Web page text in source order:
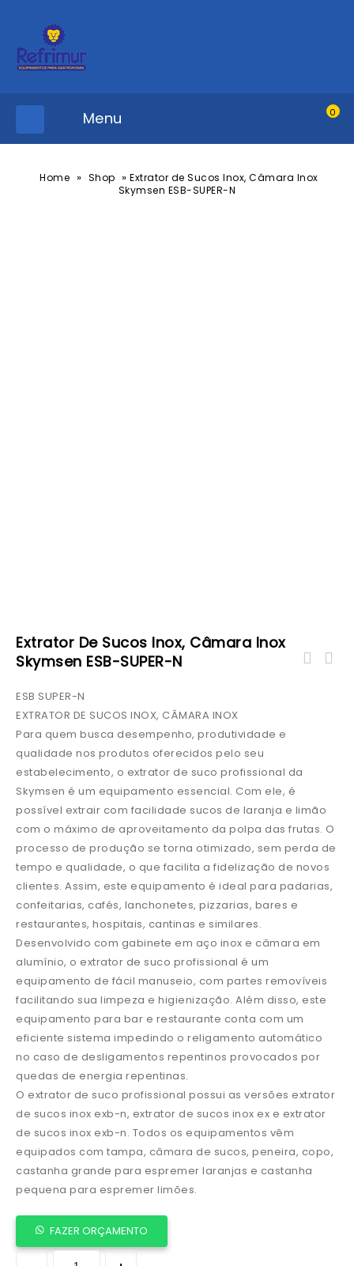
Menu 0
Home » Shop »Extrator de Sucos Inox, Câmara Inox
Skymsen ESB-SUPER-N
Extrator De Sucos Inox, Câmara Inox
Skymsen ESB-SUPER-N
ESB SUPER-N
EXTRATOR DE SUCOS INOX, CÂMARA INOX
Para quem busca desempenho, produtividade e
qualidade nos produtos oferecidos pelo seu
estabelecimento, o extrator de suco profissional da
Skymsen é um equipamento essencial. Com ele, é
possível extrair com facilidade sucos de laranja e limão
com o máximo de aproveitamento da polpa das frutas. O
processo de produção se torna otimizado, sem perda de
tempo e qualidade, o que facilita a fidelização de novos
clientes. Assim, este equipamento é ideal para padarias,
confeitarias, cafés, lanchonetes, pizzarias, bares e
restaurantes, hospitais, cantinas e similares.
Desenvolvido com gabinete em aço inox e câmara em
alumínio, o extrator de suco profissional é um
equipamento de fácil manuseio, com partes removíveis
facilitando sua limpeza e higienização. Além disso, este
equipamento para bar e restaurante conta com um
eficiente sistema impedindo o religamento automático
no caso de desligamentos repentinos provocados por
quedas de energia repentinas.
O extrator de suco profissional possui as versões extrator
de sucos inox exb-n, extrator de sucos inox ex e extrator
de sucos inox exb-n. Todos os equipamentos vêm
equipados com tampa, câmara de sucos, peneira, copo,
castanha grande para espremer laranjas e castanha
pequena para espremer limões.
FAZER ORÇAMENTO